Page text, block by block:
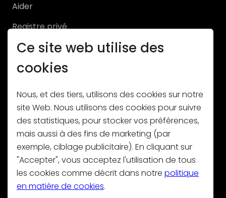
Aider
Registre privé
Registre Pro
Abonnez-vous à notre newsletter
Ce site web utilise des
cookies
Nous, et des tiers, utilisons des cookies sur notre
site Web. Nous utilisons des cookies pour suivre
des statistiques, pour stocker vos préférences,
mais aussi à des fins de marketing (par
exemple, ciblage publicitaire). En cliquant sur
"Accepter", vous acceptez l'utilisation de tous
les cookies comme décrit dans notre politique
en matière de cookies.